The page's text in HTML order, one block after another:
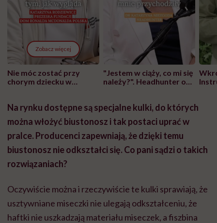
Zobacz więcej
Nie móc zostać przy
chorym dziecku w
może chyba tylko
głupota i brak
wyobraźni"
"Jestem w ciąży, co mi się
należy?". Headhunter o
pracy
Na rynku dostępne są specjalne kulki, do których
można włożyć biustonosz i tak postaci uprać w
pralce. Producenci zapewniają, że dzięki temu
biustonosz nie odkształci się. Co pani sądzi o takich
rozwiązaniach?
Oczywiście można i rzeczywiście te kulki sprawiają, że
usztywniane miseczki nie ulegają odkształceniu, że
haftki nie uszkadzają materiału miseczek, a fiszbina